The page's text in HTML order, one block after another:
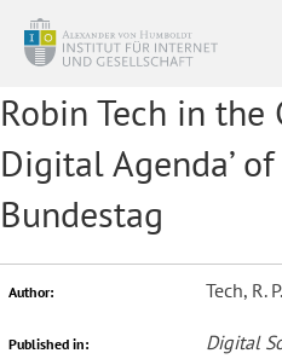
Robin Tech in the
Digital Agenda’
Bundestag
Author: Tech, R.
Published in: Digital